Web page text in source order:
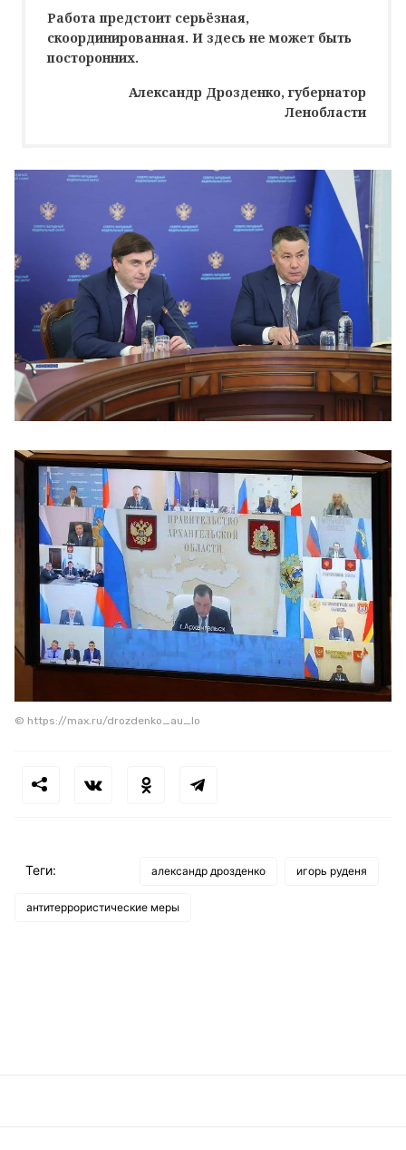
Работа предстоит серьёзная,
скоординированная. И здесь не может быть
посторонних.
Александр Дрозденко, губернатор
Ленобласти
© https://max.ru/drozdenko_au_lo
Теги: александр дрозденко игорь руденя
антитеррористические меры